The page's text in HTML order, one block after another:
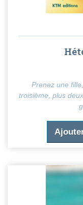
Prenez une
troisième, plus